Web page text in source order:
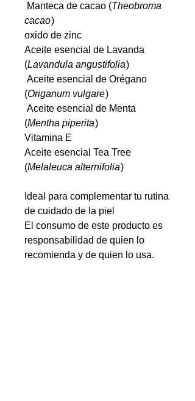
Manteca de cacao (Theobroma
cacao)
oxido de zinc
Aceite esencial de Lavanda
(Lavandula angustifolia)
Aceite esencial de Orégano
(Origanum vulgare)
Aceite esencial de Menta
(Mentha piperita)
Vitamina E
Aceite esencial Tea Tree
(Melaleuca alternifolia)
Ideal para complementar tu rutina
de cuidado de la piel
El consumo de este producto es
responsabilidad de quien lo
recomienda y de quien lo usa.